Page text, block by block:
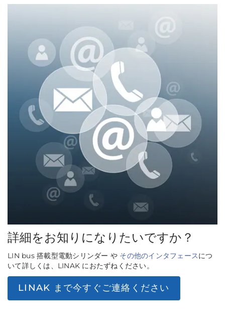
詳細をお知りになりたいですか？
LIN bus 搭載型電動シリンダー や その他のインタフェースにつ
いて詳しくは、LINAK におたずねください。
LINAK まで今すぐご連絡ください